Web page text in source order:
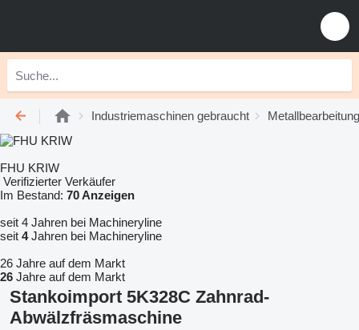
Industriemaschinen gebraucht
FHU KRIW
Verifizierter Verkäufer
Im Bestand: 70 Anzeigen
seit 4 Jahren bei Machineryline
seit 4Jahren bei Machineryline
26 Jahre auf dem Markt
26 Jahre auf dem Markt
Stankoimport 5K328C Zahnrad-
Abwälzfräsmaschine